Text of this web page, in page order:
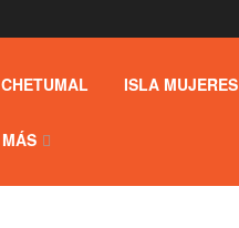
CHETUMAL ISLA MUJERES
MÁS